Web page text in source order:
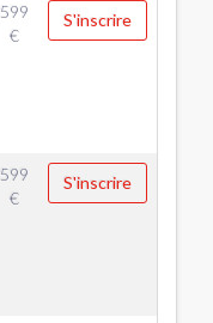
599
€
S'inscrire
599
€
S'inscrire